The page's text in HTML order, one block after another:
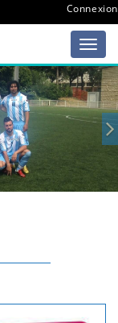
Connexion